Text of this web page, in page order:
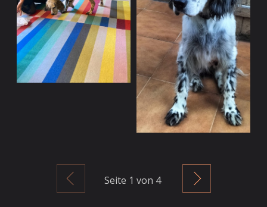
Zurück
Seite 1 von 4